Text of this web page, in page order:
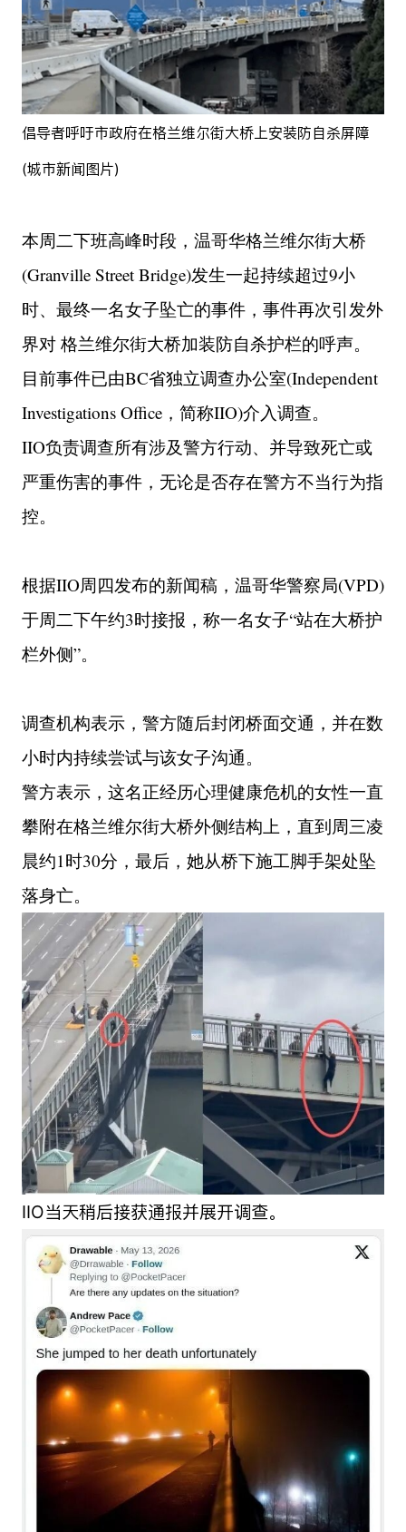
倡导者呼吁市政府在格兰维尔街大桥上安装防自杀屏障
(城市新闻图片)
本周二下班高峰时段，温哥华格兰维尔街大桥
(Granville Street Bridge)发生一起持续超过9小
时、最终一名女子坠亡的事件，事件再次引发外
界对 格兰维尔街大桥加装防自杀护栏的呼声。
目前事件已由BC省独立调查办公室(Independent
Investigations Office，简称IIO)介入调查。
IIO负责调查所有涉及警方行动、并导致死亡或
严重伤害的事件，无论是否存在警方不当行为指
控。
根据IIO周四发布的新闻稿，温哥华警察局(VPD)
于周二下午约3时接报，称一名女子“站在大桥护
栏外侧”。
调查机构表示，警方随后封闭桥面交通，并在数
小时内持续尝试与该女子沟通。
警方表示，这名正经历心理健康危机的女性一直
攀附在格兰维尔街大桥外侧结构上，直到周三凌
晨约1时30分，最后，她从桥下施工脚手架处坠
落身亡。
IIO当天稍后接获通报并展开调查。